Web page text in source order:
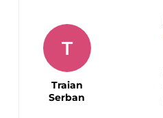
T
Traian
Serban